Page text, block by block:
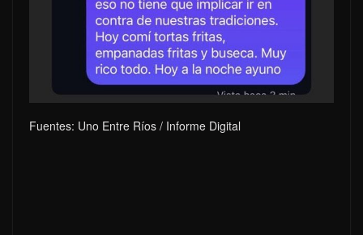
Fuentes: Uno Entre Ríos / Informe Digital